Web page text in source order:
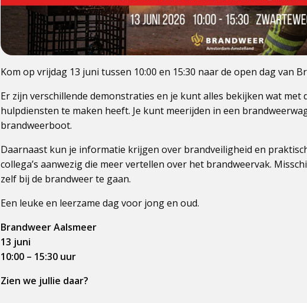
Kom op vrijdag 13 juni tussen 10:00 en 15:30 naar de open dag van
Er zijn verschillende demonstraties en je kunt alles bekijken wat met
hulpdiensten te maken heeft. Je kunt meerijden in een
brandweerboot.
Daarnaast kun je informatie krijgen over brandveiligheid en
collega’s aanwezig die meer vertellen over het brandweervak.
zelf bij de brandweer te gaan.
Een leuke en leerzame dag voor jong en oud.
Brandweer Aalsmeer
13 juni
10:00 – 15:30 uur
Zien we jullie daar?